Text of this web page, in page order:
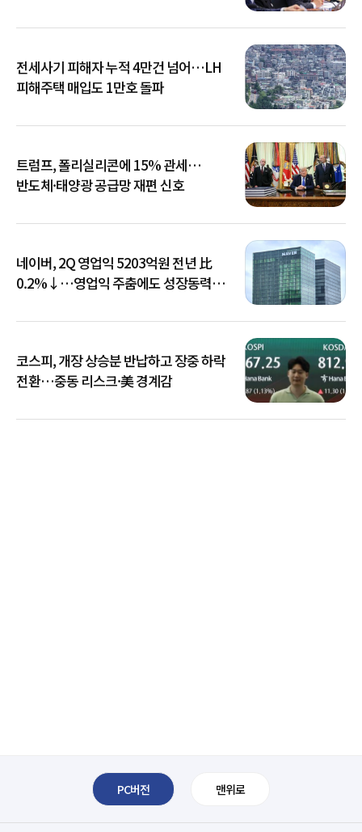
전세사기 피해자 누적 4만건 넘어…LH
피해주택 매입도 1만호 돌파
트럼프, 폴리실리콘에 15% 관세…
반도체·태양광 공급망 재편 신호
네이버, 2Q 영업익 5203억원 전년 比
0.2%↓…영업익 주춤에도 성장동력
코스피, 개장 상승분 반납하고 장중 하락
전환…중동 리스크·美 경계감
PC버전 맨위로